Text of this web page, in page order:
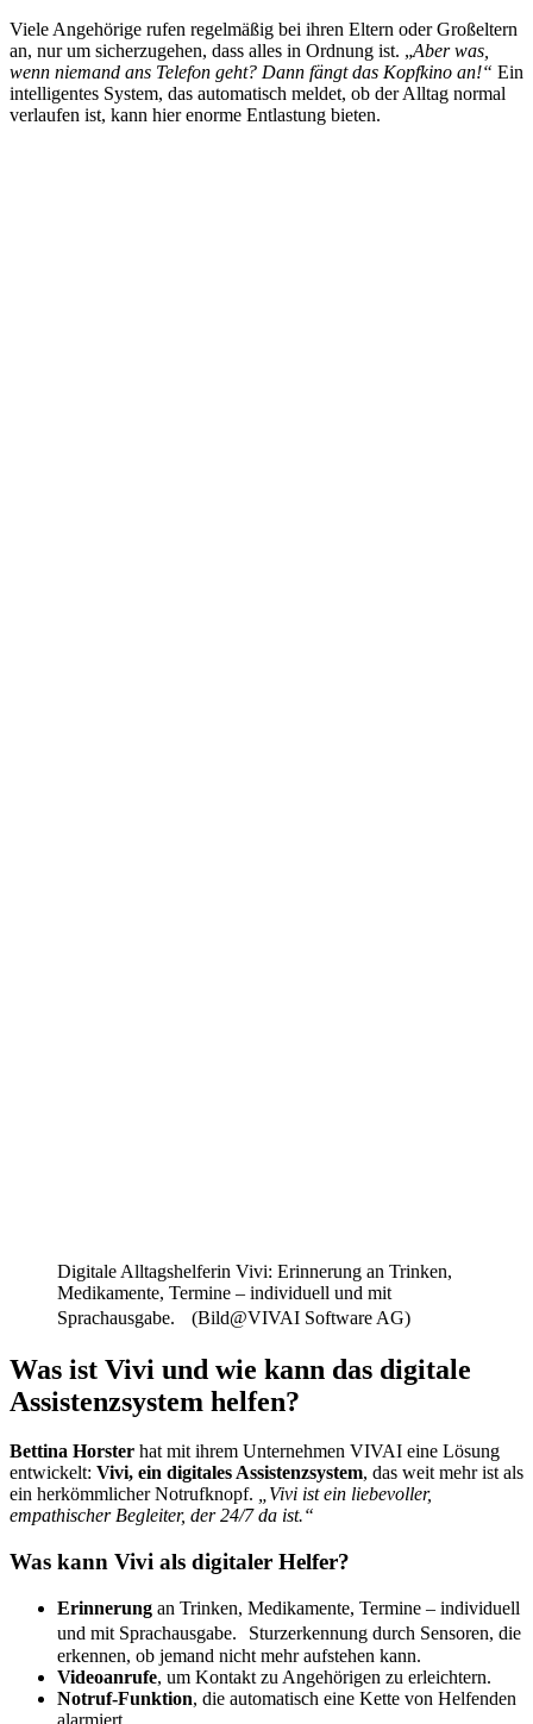
Viele Angehörige rufen regelmäßig bei ihren Eltern oder Großeltern
an, nur um sicherzugehen, dass alles in Ordnung ist. „Aber was,
wenn niemand ans Telefon geht? Dann fängt das Kopfkino an!“ Ein
intelligentes System, das automatisch meldet, ob der Alltag normal
verlaufen ist, kann hier enorme Entlastung bieten.
Digitale Alltagshelferin Vivi: Erinnerung an Trinken,
Medikamente, Termine – individuell und mit
Sprachausgabe. (Bild@VIVAI Software AG)
Was ist Vivi und wie kann das digitale
Assistenzsystem helfen?
Bettina Horster hat mit ihrem Unternehmen VIVAI eine Lösung
entwickelt: Vivi, ein digitales Assistenzsystem, das weit mehr ist als
ein herkömmlicher Notrufknopf. „Vivi ist ein liebevoller,
empathischer Begleiter, der 24/7 da ist.“
Was kann Vivi als digitaler Helfer?
Erinnerung an Trinken, Medikamente, Termine – individuell
und mit Sprachausgabe. Sturzerkennung durch Sensoren, die
erkennen, ob jemand nicht mehr aufstehen kann.
Videoanrufe, um Kontakt zu Angehörigen zu erleichtern.
Notruf-Funktion, die automatisch eine Kette von Helfenden
alarmiert.